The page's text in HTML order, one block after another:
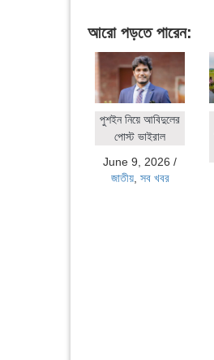
আরো পড়তে পারেন:
পুশইন নিয়ে আবিদুলের
পোস্ট ভাইরাল
June 9, 2026 /
জাতীয়, সব খবর